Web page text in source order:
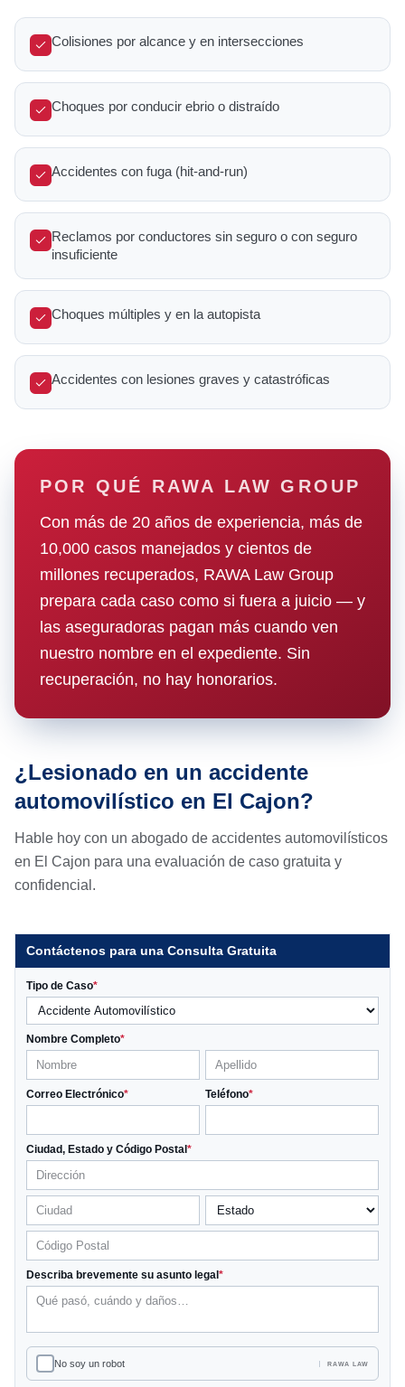
Colisiones por alcance y en intersecciones
Choques por conducir ebrio o distraído
Accidentes con fuga (hit-and-run)
Reclamos por conductores sin seguro o con seguro
insuficiente
Choques múltiples y en la autopista
Accidentes con lesiones graves y catastróficas
POR QUÉ RAWA LAW GROUP
Con más de 20 años de experiencia, más de
10,000 casos manejados y cientos de
millones recuperados, RAWA Law Group
prepara cada caso como si fuera a juicio — y
las aseguradoras pagan más cuando ven
nuestro nombre en el expediente. Sin
recuperación, no hay honorarios.
¿Lesionado en un accidente
automovilístico en El Cajon?
Hable hoy con un abogado de accidentes automovilísticos
en El Cajon para una evaluación de caso gratuita y
confidencial.
Contáctenos para una Consulta Gratuita
Tipo de Caso*
Nombre Completo*
Correo Electrónico* Teléfono*
Ciudad, Estado y Código Postal *
Describa brevemente su asunto legal *
No soy un robot RAWA LAW